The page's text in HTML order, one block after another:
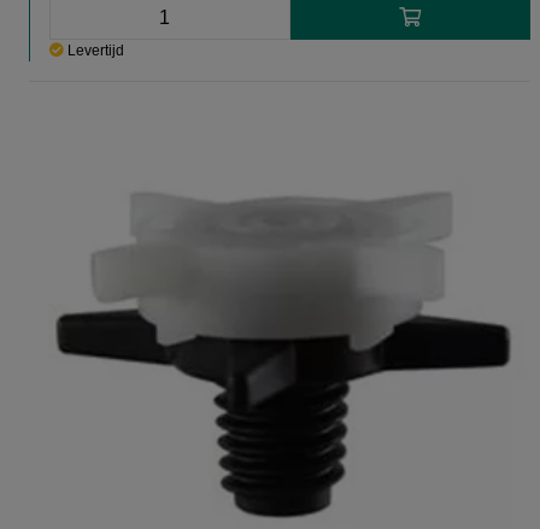
Levertijd